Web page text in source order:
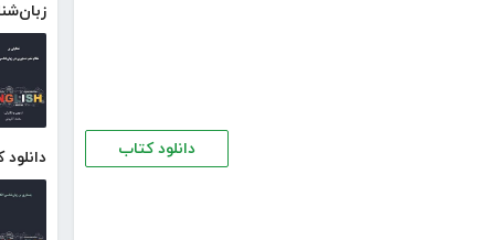
دانلود کتاب